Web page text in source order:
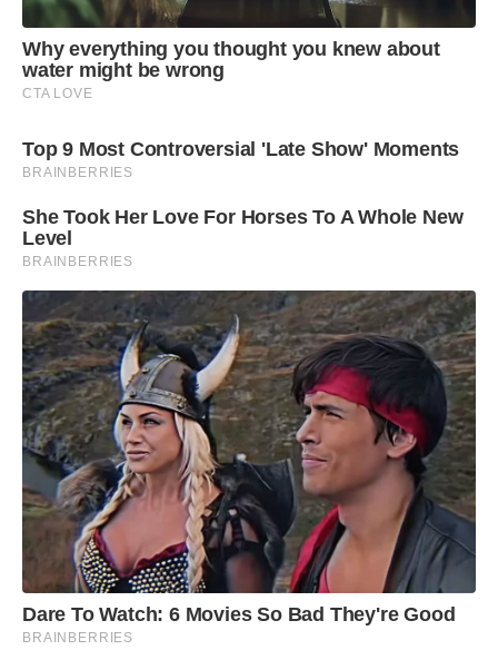
“A prática regular do xadrez contribui para
aprimorar o raciocínio lógico, a memória, a
concentração e a capacidade de planejar e tomar
participantes e agradecemos o apoio do professor
crucial nesse processo”, declarou a diretora
pedagógica, Fabiane Lima.
Futsal nos Jemg
Why everything you thought you knew about
water might be wrong
CTA LOVE
Top 9 Most Controversial 'Late Show' Moments
BRAINBERRIES
She Took Her Love For Horses To A Whole New
Level
BRAINBERRIES
Dare To Watch: 6 Movies So Bad They're Good
BRAINBERRIES